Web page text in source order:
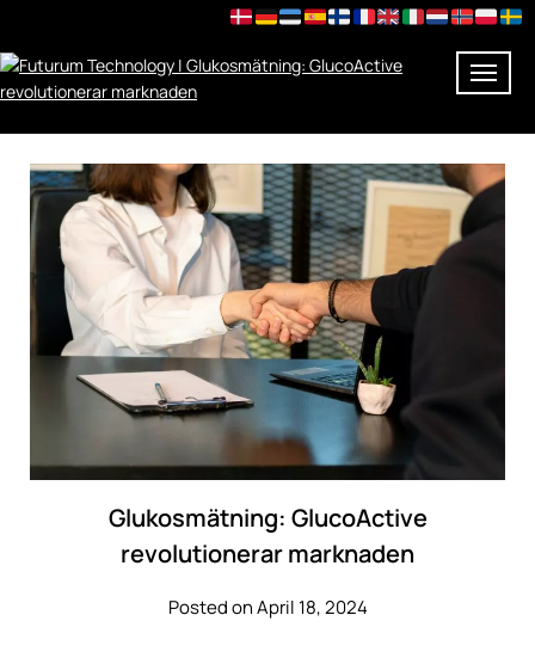
content
Glukosmätning: GlucoActive
revolutionerar marknaden
Posted on April 18, 2024